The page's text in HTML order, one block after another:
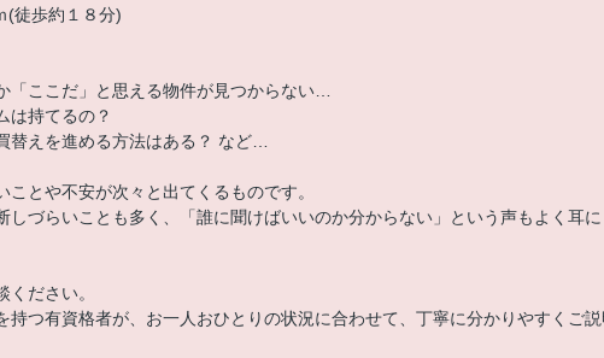
(徒歩約１８分)
「ここだ」と思える物件が見つからない…
は持てるの？
替えを進める方法はある？ など…
とや不安が次々と出てくるものです。
しづらいことも多く、「誰に聞けばいいのか分からない」という声もよく耳
ださい。
持つ有資格者が、お一人おひとりの状況に合わせて、丁寧に分かりやすくご